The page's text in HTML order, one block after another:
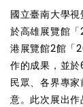
國立臺南大學
於高雄展覽館
港展覽館2館「
作的成果，並
民眾、各界專
意。此次展出